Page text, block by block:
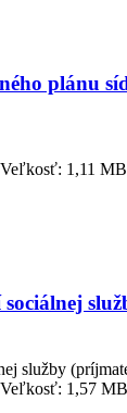
plánu
1,11 MB
služby
1,57 MB